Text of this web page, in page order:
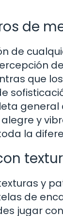
de
de
que
general
y
la
y
de
jugar